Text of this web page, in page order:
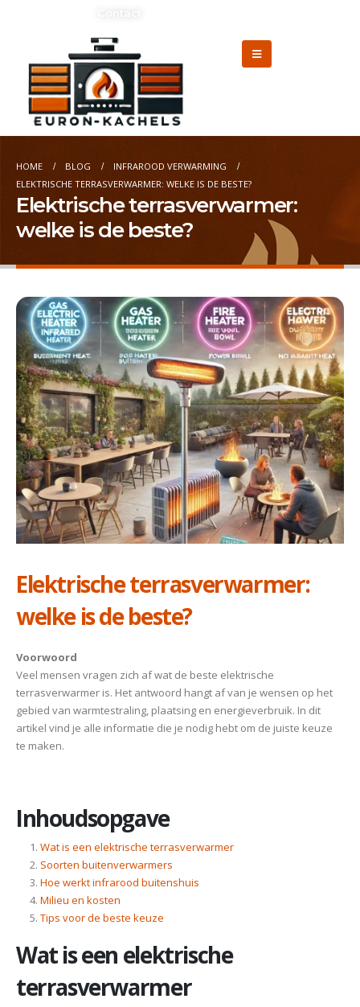
HOME BLOG
INFRAROOD VERWARMING
ELEKTRISCHE TERRASVERWARMER: WELKE IS DE BESTE?
Elektrische terrasverwarmer:
welke is de beste?
Elektrische terrasverwarmer:
welke is de beste?
Voorwoord
Veel mensen vragen zich af wat de beste elektrische
terrasverwarmer is. Het antwoord hangt af van je wensen op het
gebied van warmtestraling, plaatsing en energieverbruik. In dit
artikel vind je alle informatie die je nodig hebt om de juiste keuze
te maken.
Inhoudsopgave
Wat is een elektrische terrasverwarmer
Soorten buitenverwarmers
Hoe werkt infrarood buitenshuis
Milieu en kosten
Tips voor de beste keuze
Wat is een elektrische
terrasverwarmer